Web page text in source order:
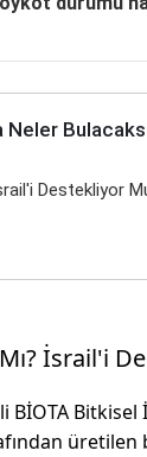
Neler
Destekliyor
İsrail'i
BİOTA Bitkisel
üretilen